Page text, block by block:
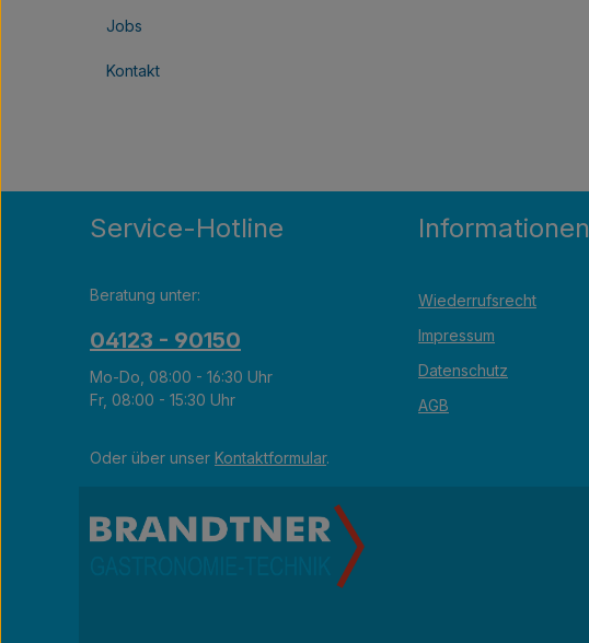
Jobs
Kontakt
Service-Hotline
Beratung unter:
04123 - 90150
Mo-Do, 08:00 - 16:30 Uhr
Fr, 08:00 - 15:30 Uhr
Oder über unser Kontaktformular.
Informationen
Wiederrufsrecht
Impressum
Datenschutz
AGB